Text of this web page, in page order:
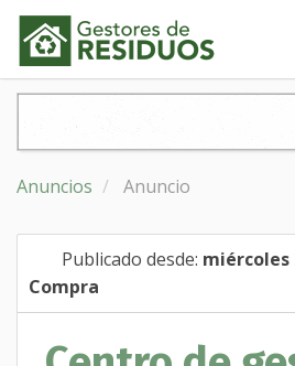
Anuncios Anuncio
Publicado desde: miércoles
Compra